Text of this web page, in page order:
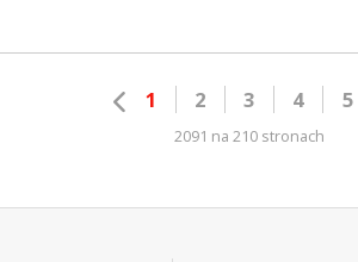
1 2 3 4 5
2091 na 210 stronach